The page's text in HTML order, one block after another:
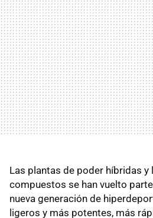
Las plantas de poder híbridas y
compuestos se han vuelto
nueva generación de
ligeros y más potentes, más